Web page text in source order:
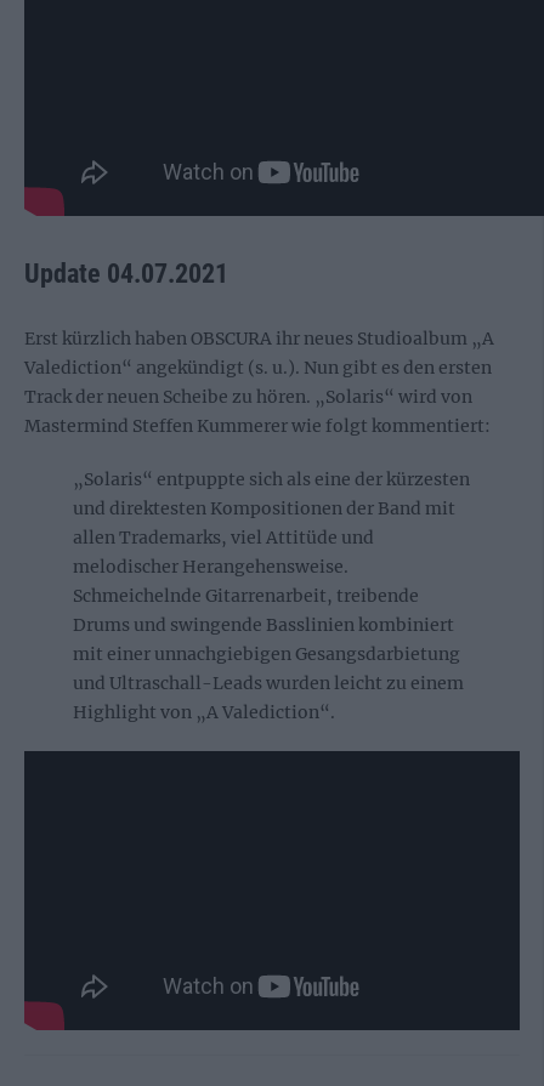
Update 04.07.2021
Erst kürzlich haben OBSCURA ihr neues Studioalbum „A
Valediction“ angekündigt (s. u.). Nun gibt es den ersten
Track der neuen Scheibe zu hören. „Solaris“ wird von
Mastermind Steffen Kummerer wie folgt kommentiert:
„Solaris“ entpuppte sich als eine der kürzesten
und direktesten Kompositionen der Band mit
allen Trademarks, viel Attitüde und
melodischer Herangehensweise.
Schmeichelnde Gitarrenarbeit, treibende
Drums und swingende Basslinien kombiniert
mit einer unnachgiebigen Gesangsdarbietung
und Ultraschall-Leads wurden leicht zu einem
Highlight von „A Valediction“.